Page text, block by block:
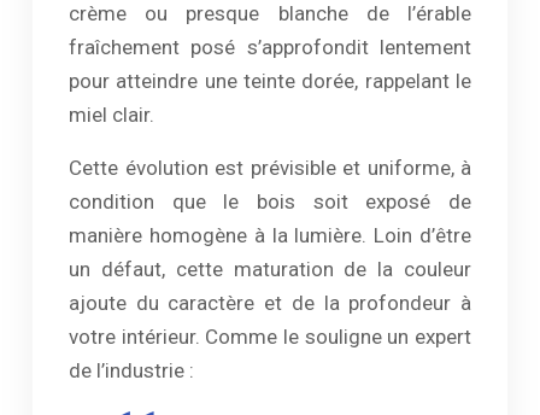
crème ou presque blanche de l’érable
fraîchement posé s’approfondit lentement
pour atteindre une teinte dorée, rappelant le
miel clair.
Cette évolution est prévisible et uniforme, à
condition que le bois soit exposé de
manière homogène à la lumière. Loin d’être
un défaut, cette maturation de la couleur
ajoute du caractère et de la profondeur à
votre intérieur. Comme le souligne un expert
de l’industrie :